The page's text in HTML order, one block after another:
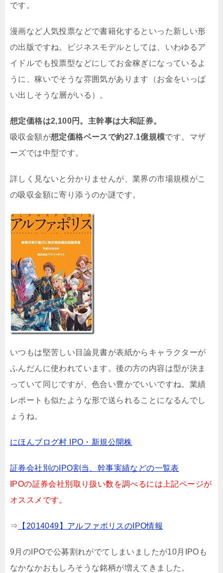
です。
漫画など人気投票などで書籍化するといった新しい形
の出版ですね。ビジネスモデルとしては、いわゆるア
イドルでも投票型などにしてお金稼ぎになっているよ
うに、稼いでそうな雰囲気があります（お金をいっぱ
い出しそうな層がいる）。
想定価格は2,100円。主幹事は大和証券。
吸収金額が想定価格ベースで約27.1億規模です。マザ
ーズでは中型です。
詳しく見ないと分かりませんが、業界の市場規模がこ
の吸収金額に寄り添うのか謎です。
いつもは堅苦しい目論見書が表紙からキャラクターが
ふんだんに使われています。後の方の内容は型が決ま
っていて同じですが、色合い豊かでいいですね。業績
レポートも似たような形で送られることになるんでし
ょうね。
にほんブログ村 IPO・新規公開株
証券会社別のIPO割当、幹事実績などの一覧表
IPOの証券会社別取り扱い数を調べるには上記ページが
オススメです。
⇒ 【2014049】アルファポリスのIPO情報
9月のIPOで公募割れがでてしまいましたが10月IPOも
なかなかおもしろそうな銘柄が増えてきました。